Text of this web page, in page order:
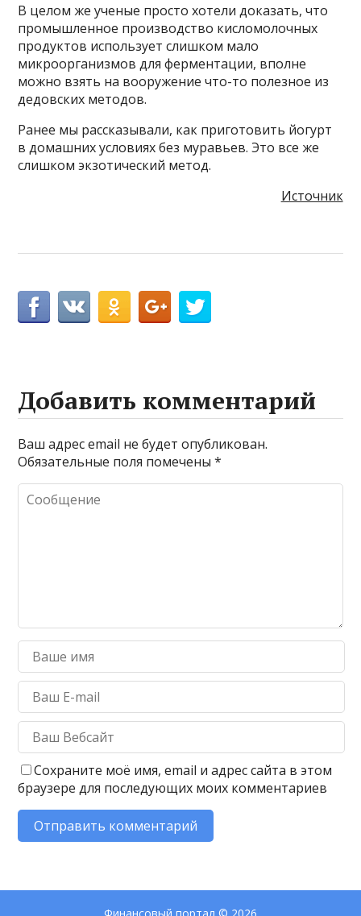
В целом же ученые просто хотели доказать, что
промышленное производство кисломолочных
продуктов использует слишком мало
микроорганизмов для ферментации, вполне
можно взять на вооружение что-то полезное из
дедовских методов.
Ранее мы рассказывали, как приготовить йогурт
в домашних условиях без муравьев. Это все же
слишком экзотический метод.
Источник
Добавить комментарий
Ваш адрес email не будет опубликован.
Обязательные поля помечены*
Сохраните моё имя, email и адрес сайта в этом
браузере для последующих моих комментариев
Финансовый портал © 2026